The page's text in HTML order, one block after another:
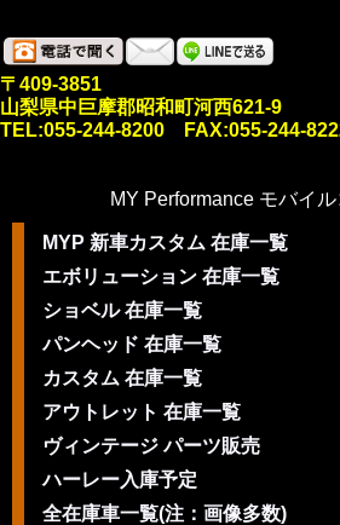
〒409-3851
山梨県中巨摩郡昭和町河西621-9
TEL:055-244-8200 FAX:055-244-
MY Performance モバイ
MYP 新車カスタム 在庫一覧
エボリューション 在庫一覧
ショベル 在庫一覧
パンヘッド 在庫一覧
カスタム 在庫一覧
アウトレット 在庫一覧
ヴィンテージ パーツ販売
ハーレー入庫予定
全在庫車一覧(注：画像多数)